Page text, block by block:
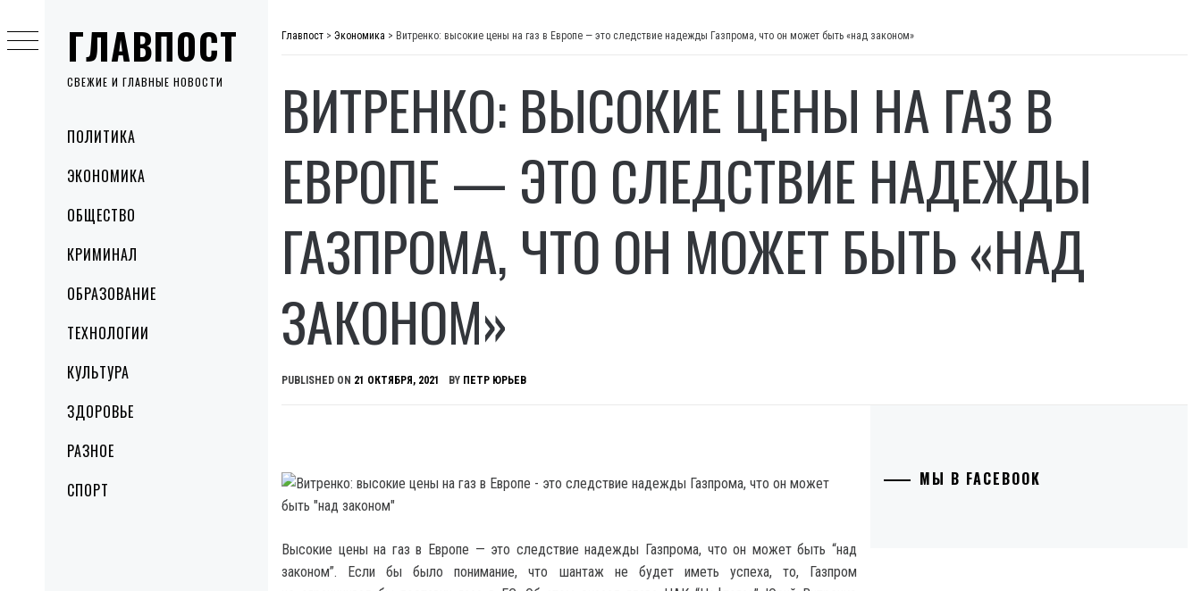
ГЛАВПОСТ
СВЕЖИЕ И ГЛАВНЫЕ НОВОСТИ
MenuПОЛИТИКА
ЭКОНОМИКА
ОБЩЕСТВО
КРИМИНАЛ
ОБРАЗОВАНИЕ
ТЕХНОЛОГИИ
КУЛЬТУРА
ЗДОРОВЬЕ
РАЗНОЕ
СПОРТ
to
content
Главпост > Экономика > Витренко: высокие цены на газ в Европе — это следствие надежды Газпрома, что он может быть «над законом»
ВИТРЕНКО: ВЫСОКИЕ ЦЕНЫ НА ГАЗ В
ЕВРОПЕ — ЭТО СЛЕДСТВИЕ НАДЕЖДЫ
ГАЗПРОМА, ЧТО ОН МОЖЕТ БЫТЬ «НАД
ЗАКОНОМ»
PUBLISHED ON 21 ОКТЯБРЯ, 2021 BY ПЕТР ЮРЬЕВ
Высокие цены на газ в Европе — это следствие надежды Газпрома, что он может быть “над
законом”. Если бы было понимание, что шантаж не будет иметь успеха, то, Газпром
МЫ В FACEBOOK